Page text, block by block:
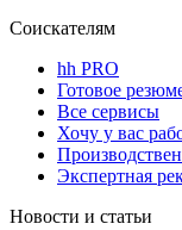
Соискателям
hh PRO
Готовое
Все сервисы
Хочу у вас
Экспертная
Новости и статьи